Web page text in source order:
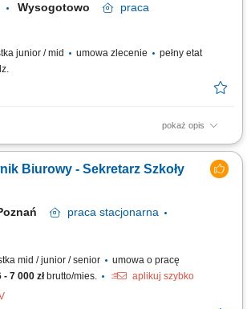
Wysogotowo
praca
junior / mid umowa zlecenie
pełny etat
pokaż opis
wsparcie w bieżących pracach biurowych i
do systemu, pomoc w obsłudze dokumentacji
mailowy i telefoniczny w sprawach
Biurowy - Sekretarz Szkoły
praca stacjonarna
mid / junior / senior
umowa o pracę
- 7 000 złbrutto/mies.
aplikuj szybko